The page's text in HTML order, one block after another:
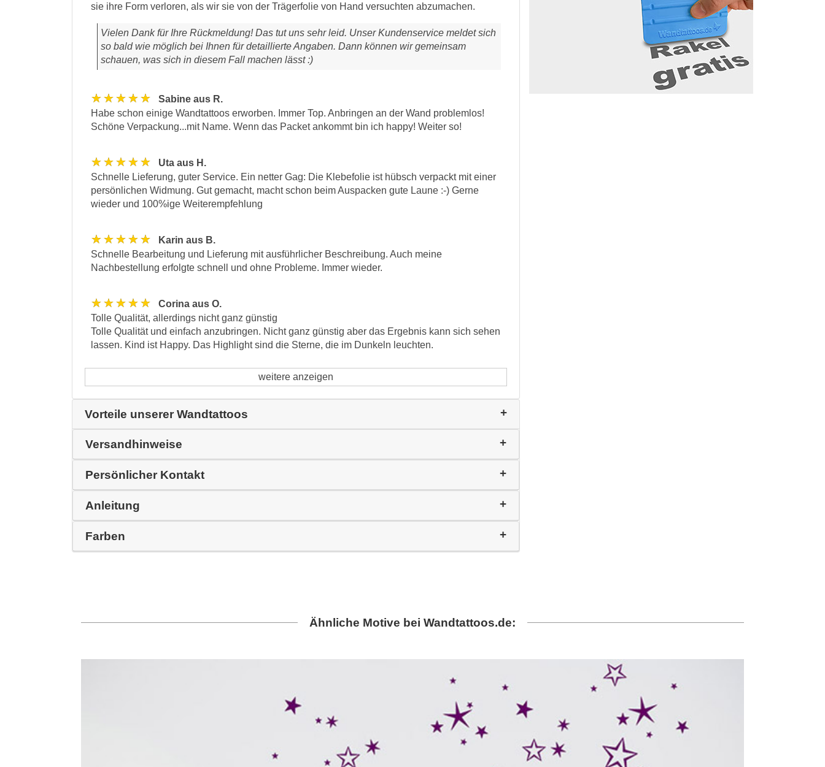
sie ihre Form verloren, als wir sie von der Trägerfolie von Hand versuchten abzumachen.
Vielen Dank für Ihre Rückmeldung! Das tut uns sehr leid. Unser Kundenservice meldet sich
so bald wie möglich bei Ihnen für detaillierte Angaben. Dann können wir gemeinsam
schauen, was sich in diesem Fall machen lässt :)
★★★★★
Sabine aus R.
Habe schon einige Wandtattoos erworben. Immer Top. Anbringen an der Wand problemlos!
Schöne Verpackung...mit Name. Wenn das Packet ankommt bin ich happy! Weiter so!
★★★★★
Uta aus H.
Schnelle Lieferung, guter Service. Ein netter Gag: Die Klebefolie ist hübsch verpackt mit einer
persönlichen Widmung. Gut gemacht, macht schon beim Auspacken gute Laune :-) Gerne
wieder und 100%ige Weiterempfehlung
★★★★★
Karin aus B.
Schnelle Bearbeitung und Lieferung mit ausführlicher Beschreibung. Auch meine
Nachbestellung erfolgte schnell und ohne Probleme. Immer wieder.
★★★★★
Corina aus O.
Tolle Qualität, allerdings nicht ganz günstig
Tolle Qualität und einfach anzubringen. Nicht ganz günstig aber das Ergebnis kann sich sehen
lassen. Kind ist Happy. Das Highlight sind die Sterne, die im Dunkeln leuchten.
weitere anzeigen
Vorteile unserer Wandtattoos
Versandhinweise
Persönlicher Kontakt
Anleitung
Farben
Ähnliche Motive bei Wandtattoos.de: